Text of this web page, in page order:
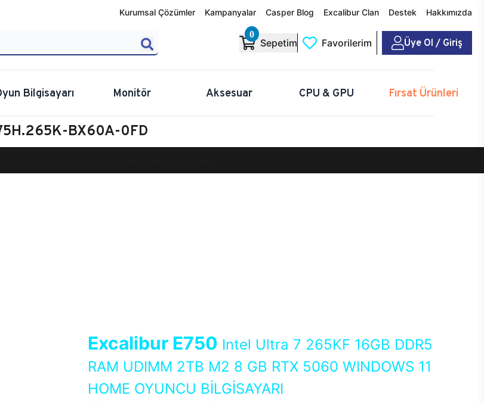
Kurumsal Çözümler Kampanyalar Casper Blog Excalibur Clan Destek Hakkımızda
0
Sepetim Favorilerim Üye Ol / Giriş
Bilgisayarı Monitör Aksesuar CPU & GPU Fırsat Ürünleri
BX60A-0FD
Excalibur E750 Intel Ultra 7 265KF 16GB DDR5
RAM UDIMM 2TB M2 8 GB RTX 5060 WINDOWS 11
HOME OYUNCU BİLGİSAYARI